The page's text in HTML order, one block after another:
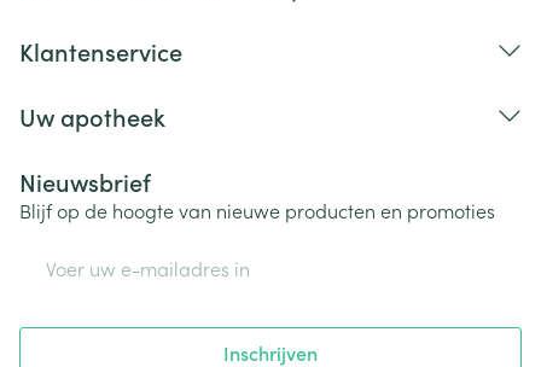
Klantenservice
Uw apotheek
Nieuwsbrief
Blijf op de hoogte van nieuwe producten en promoties
Inschrijven